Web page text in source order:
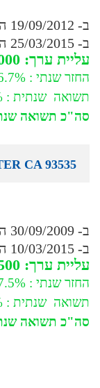
ב- 19/09/2012 המשקיע קנה ב-$85,000
ב- 25/03/2015 המשקיע מכר ב- $100,000
עליית ערך: $15,000 (17.6%)
החזר שנתי : 6.7%
תשואה שנתית : 9%
סה"כ תשואה שנתית :
CA 93535
ב- 30/09/2009 המשקיע קנה ב-$105,000
ב- 10/03/2015 המשקיע מכר ב- $149,500
עליית ערך: $44,500 (42%)
החזר שנתי : 7.5%
תשואה שנתית : 9%
סה"כ תשואה שנתית :